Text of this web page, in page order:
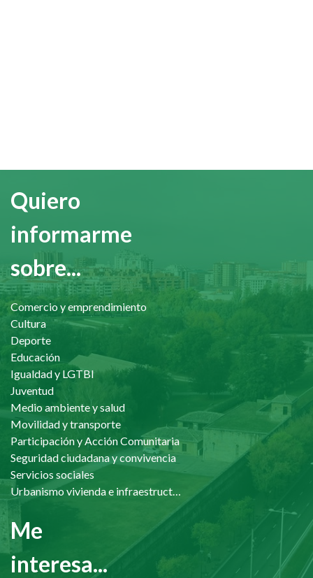
Quiero
informarme
sobre...
Comercio y emprendimiento
Cultura
Deporte
Educación
Igualdad y LGTBI
Juventud
Medio ambiente y salud
Movilidad y transporte
Participación y Acción Comunitaria
Seguridad ciudadana y convivencia
Servicios sociales
Me
interesa...